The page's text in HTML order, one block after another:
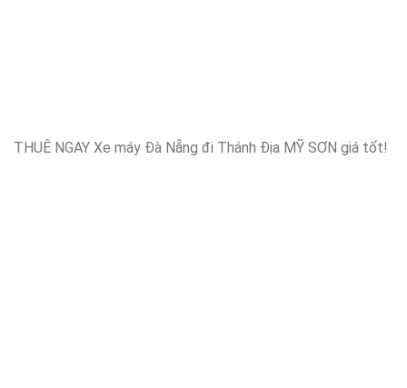
THUÊ NGAY Xe máy Đà Nẵng đi Thánh Địa MỸ SƠN giá tốt!